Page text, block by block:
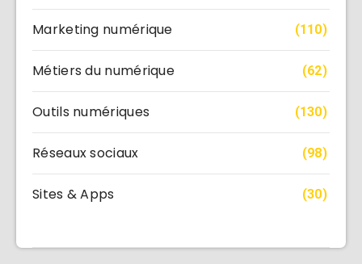
Marketing numérique (110)
Métiers du numérique (62)
Outils numériques (130)
Réseaux sociaux (98)
Sites & Apps (30)